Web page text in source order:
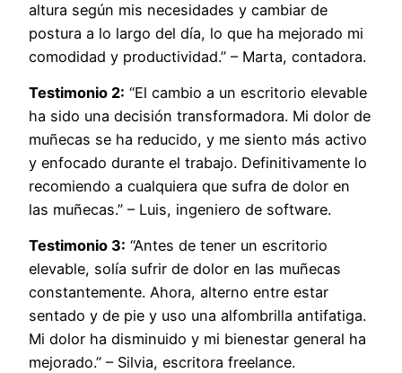
altura según mis necesidades y cambiar de
postura a lo largo del día, lo que ha mejorado mi
comodidad y productividad.” – Marta, contadora.
Testimonio 2: “El cambio a un escritorio elevable
ha sido una decisión transformadora. Mi dolor de
muñecas se ha reducido, y me siento más activo
y enfocado durante el trabajo. Definitivamente lo
recomiendo a cualquiera que sufra de dolor en
las muñecas.” – Luis, ingeniero de software.
Testimonio 3: “Antes de tener un escritorio
elevable, solía sufrir de dolor en las muñecas
constantemente. Ahora, alterno entre estar
sentado y de pie y uso una alfombrilla antifatiga.
Mi dolor ha disminuido y mi bienestar general ha
mejorado.” – Silvia, escritora freelance.